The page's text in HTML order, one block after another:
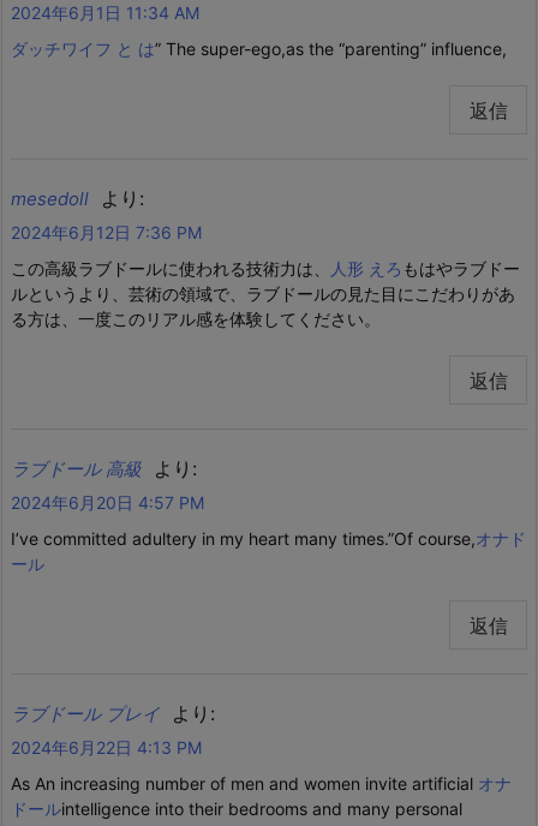
2024年6月1日 11:34 AM
ダッチワイフ と は” The super-ego,as the “parenting” influence,
返信
mesedoll より:
2024年6月12日 7:36 PM
この高級ラブドールに使われる技術力は、
人形 えろ もはやラブドー
ルというより、芸術の領域で、ラブドールの見た目にこだわりがあ
る方は、一度このリアル感を体験してください。
返信
ラブドール 高級 より:
2024年6月20日 4:57 PM
I’ve committed adultery in my heart many times.”Of course,オナド
ール
返信
ラブドール プレイ より:
2024年6月22日 4:13 PM
As An increasing number of men and women invite artificial オナ
ドールintelligence into their bedrooms and many personal